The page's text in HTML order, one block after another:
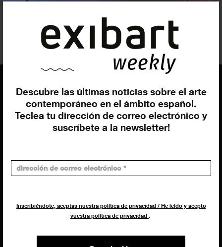
Descubre las últimas noticias sobre el arte
contemporáneo en el ámbito español.
Teclea tu dirección de correo electrónico y
suscríbete a la newsletter!
Inscribiéndote, aceptas nuestra política de privacidad / He leído y acepto
vuestra política de privacidad .
EQUIPO
Dirección general
Dirección exibart.es
Evelyn Parretti
Francesca Grismondi